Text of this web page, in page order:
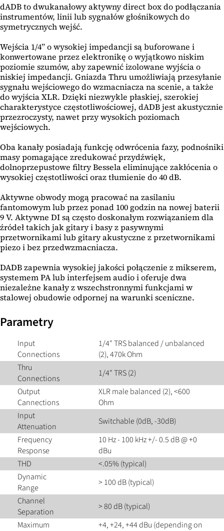
dADB to dwukanałowy aktywny direct box do podłączania
instrumentów, linii lub sygnałów głośnikowych do
symetrycznych wejść.
Wejścia 1/4” o wysokiej impedancji są buforowane i
konwertowane przez elektronikę o wyjątkowo niskim
poziomie szumów, aby zapewnić izolowane wyjścia o
niskiej impedancji. Gniazda Thru umożliwiają przesyłanie
sygnału wejściowego do wzmacniacza na scenie, a także
do wyjścia XLR. Dzięki niezwykle płaskiej, szerokiej
charakterystyce częstotliwościowej, dADB jest akustycznie
przezroczysty, nawet przy wysokich poziomach
wejściowych.
Oba kanały posiadają funkcję odwrócenia fazy, podnośniki
masy pomagające zredukować przydźwięk,
dolnoprzepustowe filtry Bessela eliminujące zakłócenia o
wysokiej częstotliwości oraz tłumienie do 40 dB.
Aktywne obwody mogą pracować na zasilaniu
fantomowym lub przez ponad 100 godzin na nowej baterii
9 V. Aktywne DI są często doskonałym rozwiązaniem dla
źródeł takich jak gitary i basy z pasywnymi
przetwornikami lub gitary akustyczne z przetwornikami
piezo i bez przedwzmacniacza.
DADB zapewnia wysokiej jakości połączenie z mikserem,
systemem PA lub interfejsem audio i oferuje dwa
niezależne kanały z wszechstronnymi funkcjami w
stalowej obudowie odpornej na warunki sceniczne.
Parametry
Input
Connections
1/4" TRS balanced / unbalanced
(2), 470k Ohm
Thru
Connections
1/4" TRS (2)
Output
Cannections
XLR male balanced (2), <600
Ohm
Input
Attenuation
Switchable (0dB, -30dB)
Frequency
Response
10 Hz - 100 kHz +/- 0.5 dB @ +0
dBu
THD
<.05% (typical)
Dynamic
Range
> 100 dB (typical)
Channel
Separation
> 80 dB (typical)
Maximum
+4, +24, +44 dBu (depending on